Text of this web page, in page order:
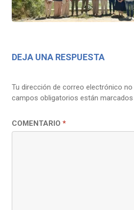
DEJA UNA RESPUESTA
Tu dirección de correo electrónico no
campos obligatorios están
COMENTARIO *